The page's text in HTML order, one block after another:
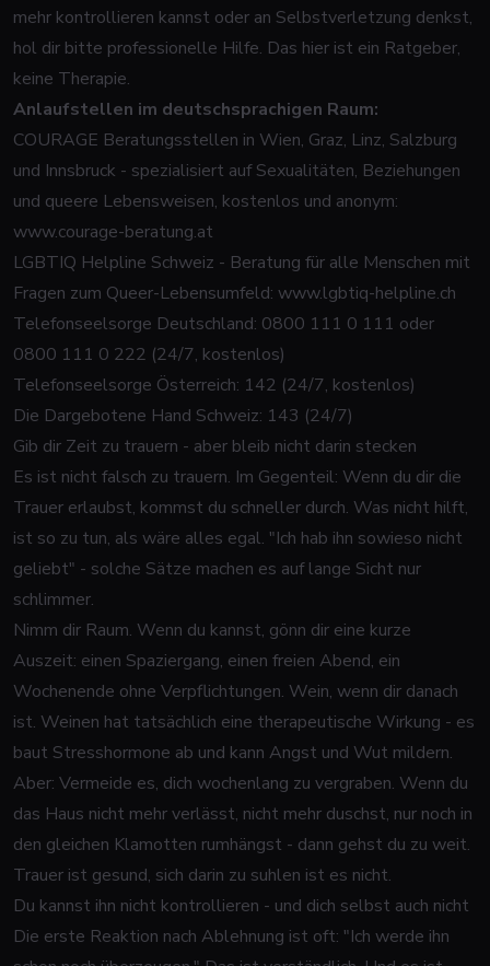
mehr kontrollieren kannst oder an Selbstverletzung denkst,
hol dir bitte professionelle Hilfe. Das hier ist ein Ratgeber,
keine Therapie.
Anlaufstellen im deutschsprachigen Raum:
COURAGE Beratungsstellen in Wien, Graz, Linz, Salzburg
und Innsbruck - spezialisiert auf Sexualitäten, Beziehungen
und queere Lebensweisen, kostenlos und anonym:
www.courage-beratung.at
LGBTIQ Helpline Schweiz - Beratung für alle Menschen mit
Fragen zum Queer-Lebensumfeld: www.lgbtiq-helpline.ch
Telefonseelsorge Deutschland: 0800 111 0 111 oder
0800 111 0 222 (24/7, kostenlos)
Telefonseelsorge Österreich: 142 (24/7, kostenlos)
Die Dargebotene Hand Schweiz: 143 (24/7)
Gib dir Zeit zu trauern - aber bleib nicht darin stecken
Es ist nicht falsch zu trauern. Im Gegenteil: Wenn du dir die
Trauer erlaubst, kommst du schneller durch. Was nicht hilft,
ist so zu tun, als wäre alles egal. "Ich hab ihn sowieso nicht
geliebt" - solche Sätze machen es auf lange Sicht nur
schlimmer.
Nimm dir Raum. Wenn du kannst, gönn dir eine kurze
Auszeit: einen Spaziergang, einen freien Abend, ein
Wochenende ohne Verpflichtungen. Wein, wenn dir danach
ist. Weinen hat tatsächlich eine therapeutische Wirkung - es
baut Stresshormone ab und kann Angst und Wut mildern.
Aber: Vermeide es, dich wochenlang zu vergraben. Wenn du
das Haus nicht mehr verlässt, nicht mehr duschst, nur noch in
den gleichen Klamotten rumhängst - dann gehst du zu weit.
Trauer ist gesund, sich darin zu suhlen ist es nicht.
Du kannst ihn nicht kontrollieren - und dich selbst auch nicht
Die erste Reaktion nach Ablehnung ist oft: "Ich werde ihn